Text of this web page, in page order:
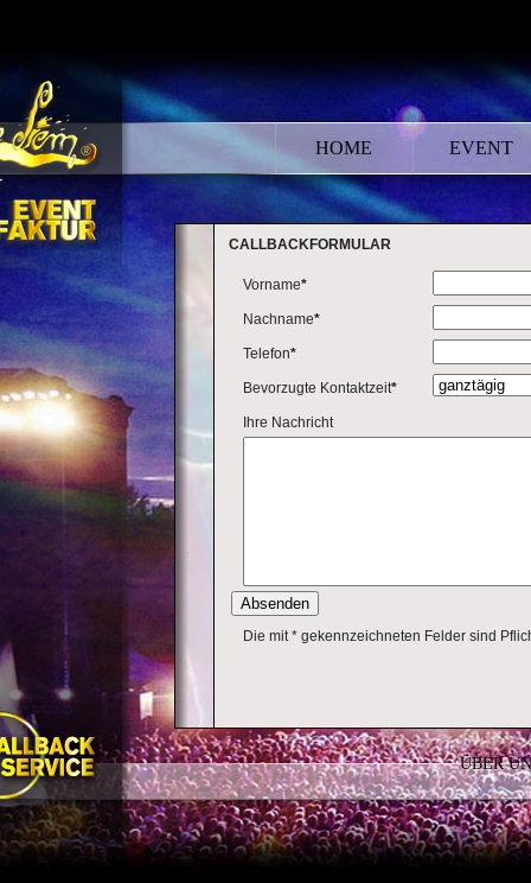
HOME EVENT
CALLBACKFORMULAR
Vorname*
Nachname*
Telefon*
Bevorzugte Kontaktzeit*
Ihre Nachricht
Absenden
Die mit * gekennzeichneten Felder sind
ÜBER